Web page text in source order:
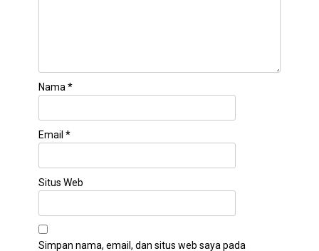
Nama*
Email *
Situs Web
Simpan nama, email, dan situs web saya pada